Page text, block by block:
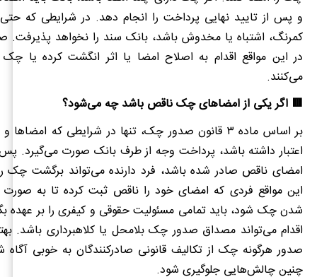
و پس از تایید نهایی پرداخت را انجام دهد. در شرایطی که
کمرنگ، اشتباه یا مخدوش باشد، بانک سند را نخواهد پذیرفت.
در این مواقع اقدام به اصلاح امضا یا اثر انگشت کرده یا
می‌کنند.
🟥 اگر یکی از امضاهای چک ناقص باشد چه می‌شود؟
بر اساس ماده ۳ قانون صدور چک، تنها در شرایطی که
اعتبار داشته باشد، پرداخت وجه از طرف بانک صورت می‌گیرد.
امضای ناقص صادر شده باشد، فرد دارنده می‌تواند برگشت چک
این مواقع فردی که امضای خود را ناقص ثبت کرده تا به
شدن چک شود، باید تمامی مسئولیت حقوقی و کیفری را بر عهده
اقدام می‌تواند مصداق صدور چک بلامحل یا کلاهبرداری باشد.
صدور هرگونه چک از تکالیف قانونی صادرکنندگان به خوبی آگاه
چنین چالش‌هایی جلوگیری شود.